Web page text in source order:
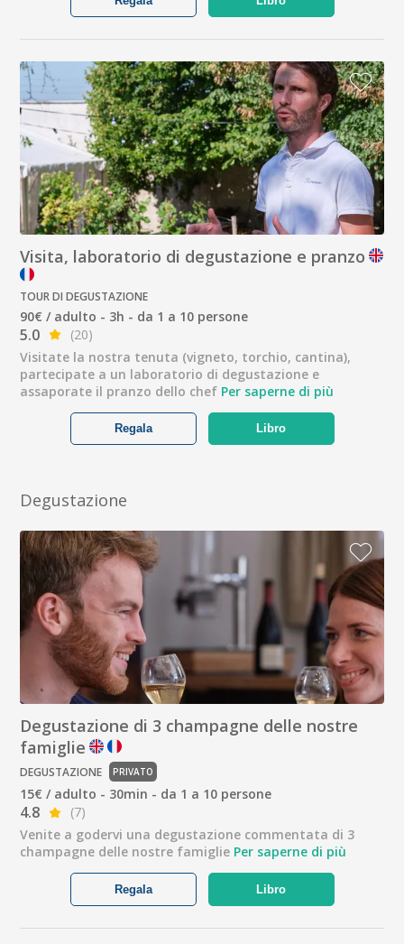
Visita, laboratorio di degustazione e pranzo
TOUR DI DEGUSTAZIONE
90€ / adulto - 3h - da 1 a 10 persone
5.0
(20)
Visitate la nostra tenuta (vigneto, torchio, cantina),
partecipate a un laboratorio di degustazione e
assaporate il pranzo dello chef Per saperne di più
Libro
Regala
Degustazione
Degustazione di 3 champagne delle nostre
famiglie
DEGUSTAZIONE PRIVATO
15€ / adulto - 30min - da 1 a 10 persone
4.8
(7)
Venite a godervi una degustazione commentata di 3
champagne delle nostre famiglie Per saperne di più
Libro
Regala